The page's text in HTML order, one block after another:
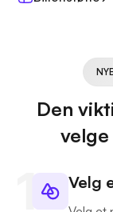
Den
Velg